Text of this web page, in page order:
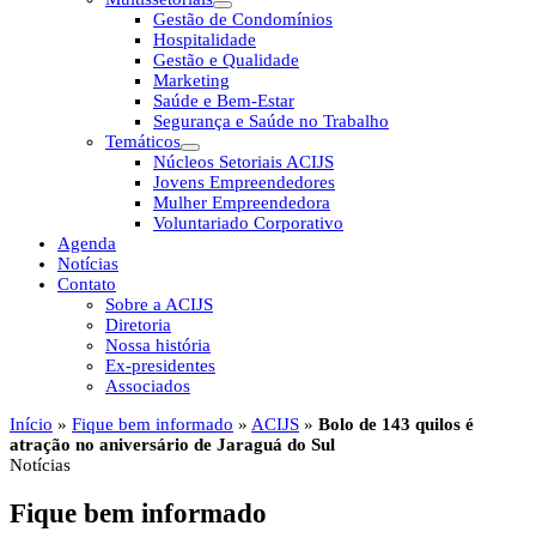
Gestão de Condomínios
Hospitalidade
Gestão e Qualidade
Marketing
Saúde e Bem-Estar
Segurança e Saúde no Trabalho
Temáticos
Núcleos Setoriais ACIJS
Jovens Empreendedores
Mulher Empreendedora
Voluntariado Corporativo
Agenda
Notícias
Contato
Sobre a ACIJS
Diretoria
Nossa história
Ex-presidentes
Associados
Início » Fique bem informado » ACIJS » Bolo de 143 quilos é
atração no aniversário de Jaraguá do Sul
Notícias
Fique bem informado